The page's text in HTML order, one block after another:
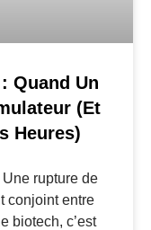
Quand Un
(et
Heures)
rupture de
conjoint entre
biotech, c’est